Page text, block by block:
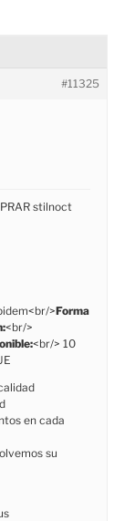
#11325
stilnoct
>Forma
<br/>
<br/> 10
en cada
su